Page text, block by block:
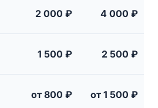
2 000 ₽ 4 000 ₽
1 500 ₽ 2 500 ₽
от 800 ₽ от 1 500 ₽